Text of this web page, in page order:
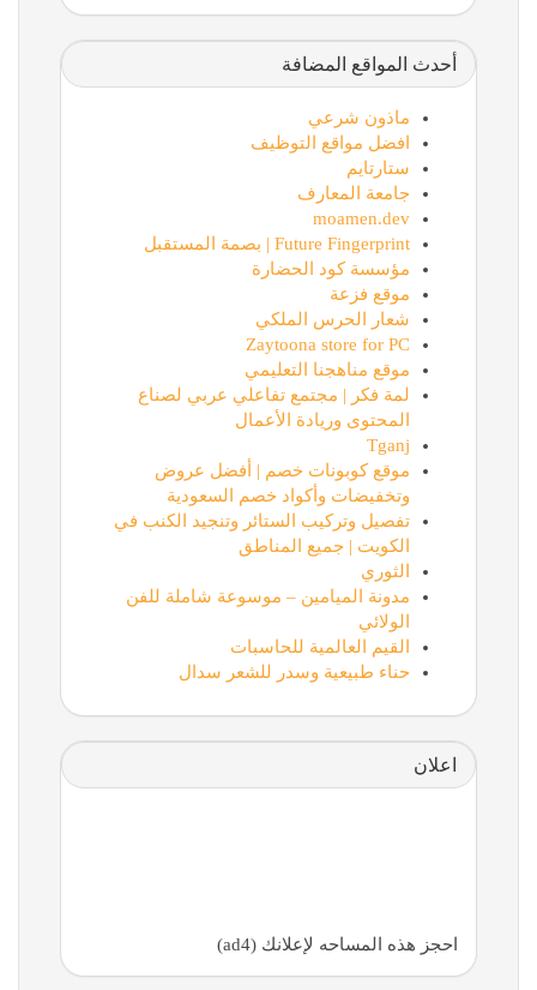
أحدث المواقع المضافة
ماذون شرعي
افضل مواقع التوظيف
ستارتايم
جامعة المعارف
moamen.dev
Future Fingerprint | بصمة المستقبل
مؤسسة كود الحضارة
موقع فزعة
شعار الحرس الملكي
Zaytoona store for PC
موقع مناهجنا التعليمي
لمة فكر | مجتمع تفاعلي عربي لصناع
المحتوى وريادة الأعمال
Tganj
موقع كوبونات خصم | أفضل عروض
وتخفيضات وأكواد خصم السعودية
تفصيل وتركيب الستائر وتنجيد الكنب في
الكويت | جميع المناطق
الثوري
مدونة الميامين – موسوعة شاملة للفن
الولائي
القيم العالمية للحاسبات
حناء طبيعية وسدر للشعر سدال
اعلان
احجز هذه المساحه لإعلانك (ad4)